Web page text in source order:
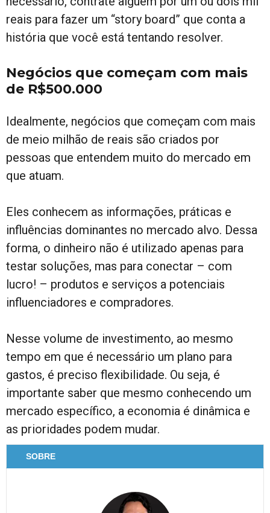
reais para fazer um “story board” que conta a
história que você está tentando resolver.
Negócios que começam com mais
de R$500.000
Idealmente, negócios que começam com mais
de meio milhão de reais são criados por
pessoas que entendem muito do mercado em
que atuam.
Eles conhecem as informações, práticas e
influências dominantes no mercado alvo. Dessa
forma, o dinheiro não é utilizado apenas para
testar soluções, mas para conectar – com
lucro! – produtos e serviços a potenciais
influenciadores e compradores.
Nesse volume de investimento, ao mesmo
tempo em que é necessário um plano para
gastos, é preciso flexibilidade. Ou seja, é
importante saber que mesmo conhecendo um
mercado específico, a economia é dinâmica e
as prioridades podem mudar.
SOBRE